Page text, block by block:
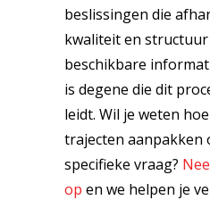
beslissingen die
kwaliteit en structuur
beschikbare
is degene die dit
leidt. Wil je weten
trajecten aanpakken
specifieke vraag?
op en we helpen je